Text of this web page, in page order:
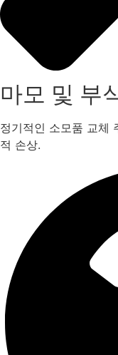
마모 및 부
정기적인 소모품 교체
적 손상.